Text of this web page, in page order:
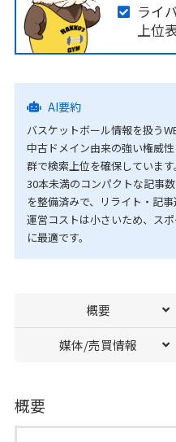
ライ
上位
AI要約
バスケットボール情報を扱う
中古ドメイン由来の強い権威
群で検索上位を確保しています。
30本未満のコンパクトな記事
を整備済みで、リライト・記
運営コストは小さいため、ス
に最適です。
概要
媒体/売買情報
概要